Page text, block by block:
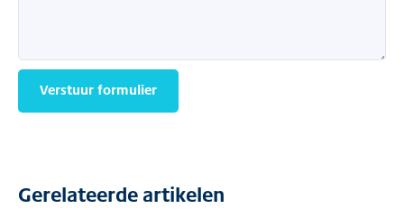
Verstuur formulier
Gerelateerde artikelen